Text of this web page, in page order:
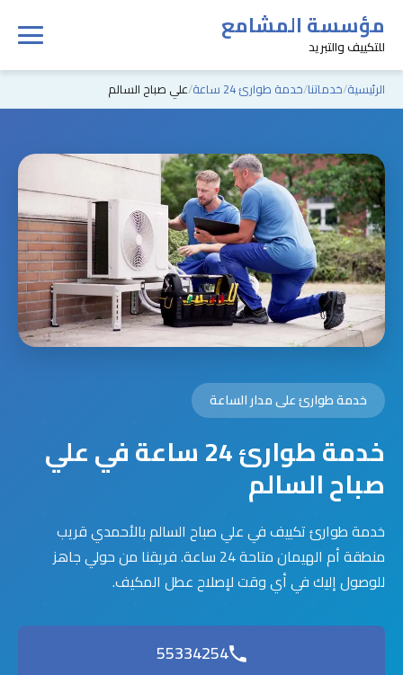
مؤسسة المشامع
للتكييف والتبريد
الرئيسية خدماتنا خدمة طوارئ 24 ساعة علي صباح السالم
خدمة طوارئ على مدار الساعة
خدمة طوارئ 24 ساعة في علي
صباح السالم
خدمة طوارئ تكييف في علي صباح السالم بالأحمدي قريب
منطقة أم الهيمان متاحة 24 ساعة. فريقنا من حولي جاهز
للوصول إليك في أي وقت لإصلاح عطل المكيف.
55334254